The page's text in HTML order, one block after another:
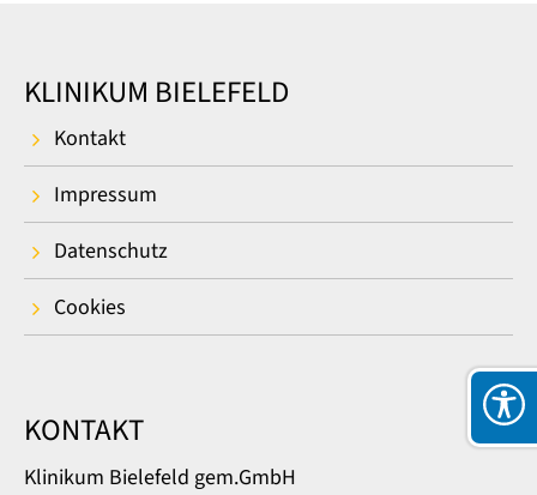
KLINIKUM BIELEFELD
Kontakt
Impressum
Datenschutz
Cookies
KONTAKT
Klinikum Bielefeld gem.GmbH